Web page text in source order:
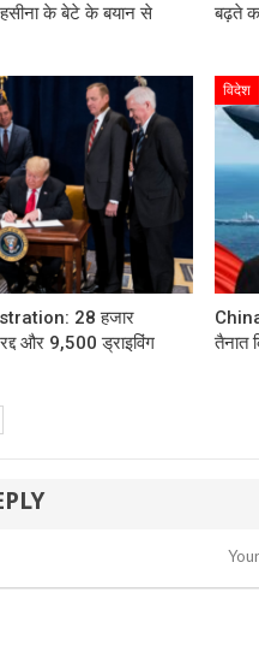
के बेटे के बयान से
बढ़ते
28 हजार
और 9,500 ड्राइविंग
विदेश
तैनात